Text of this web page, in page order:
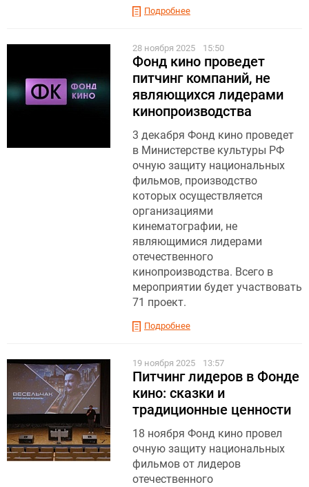
Подробнее
28 ноября 2025 15:50
Фонд кино проведет
питчинг компаний, не
являющихся лидерами
кинопроизводства
3 декабря Фонд кино проведет
в Министерстве культуры РФ
очную защиту национальных
фильмов, производство
которых осуществляется
организациями
кинематографии, не
являющимися лидерами
отечественного
кинопроизводства. Всего в
мероприятии будет участвовать
71 проект.
Подробнее
19 ноября 2025 13:57
Питчинг лидеров в Фонде
кино: сказки и
традиционные ценности
18 ноября Фонд кино провел
очную защиту национальных
фильмов от лидеров
отечественного